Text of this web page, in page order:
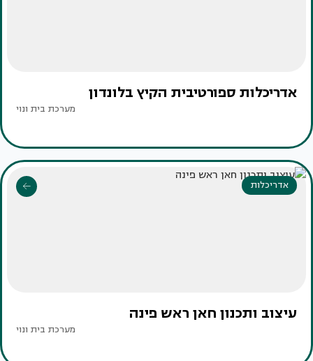
אדריכלות ספורטיבית הקיץ בלונדון
מערכת בית ונוי
אדריכלות
עיצוב ותכנון חאן ראש פינה
מערכת בית ונוי